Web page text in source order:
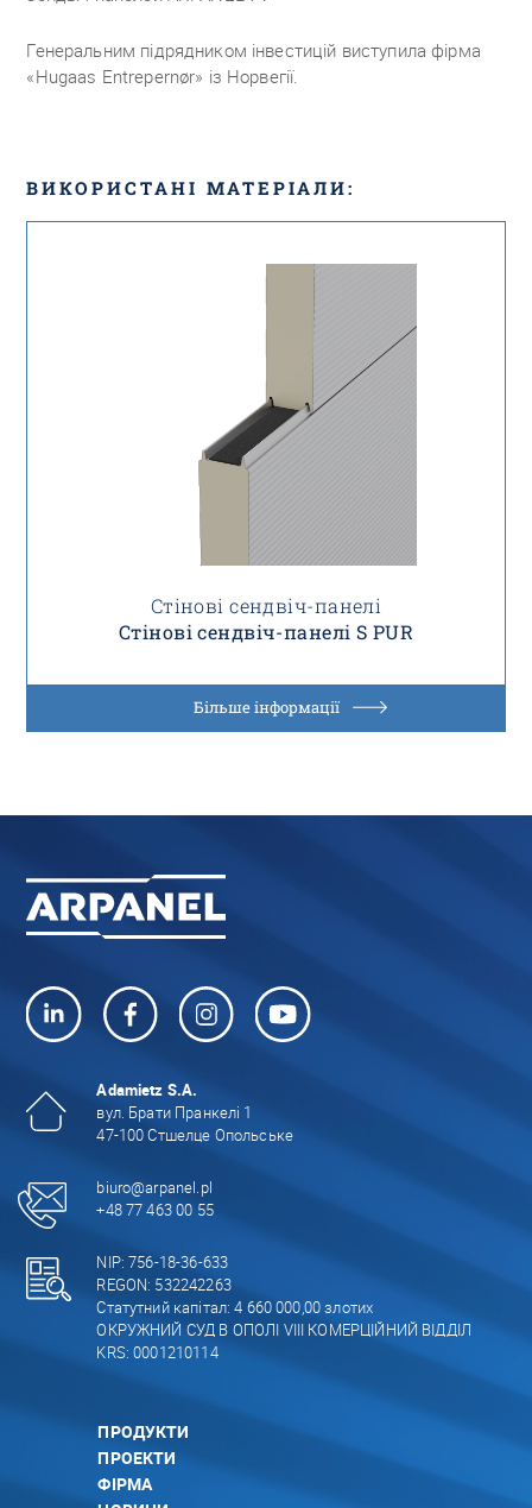
Генеральним підрядником інвестицій виступила фірма
«Hugaas Entrepernør» із Норвегії.
ВИКОРИСТАНІ МАТЕРІАЛИ:
Стінові сендвіч-панелі
Стінові сендвіч-панелі S PUR
Більше інформації
Adamietz S.A.
вул. Брати Пранкелі 1
47-100 Стшелце Опольське
biuro@arpanel.pl
+48 77 463 00 55
NIP: 756-18-36-633
REGON: 532242263
Статутний капітал: 4 660 000,00 злотих
ОКРУЖНИЙ СУД В ОПОЛІ VIII КОМЕРЦІЙНИЙ ВІДДІЛ
KRS: 0001210114
ПРОДУКТИ
ПРОЕКТИ
ФІРМА